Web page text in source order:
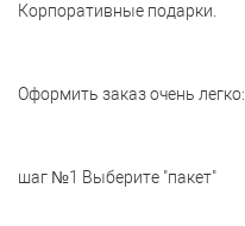
Корпоративные подарки.
Оформить заказ очень легко:
шаг №1 Выберите "пакет"